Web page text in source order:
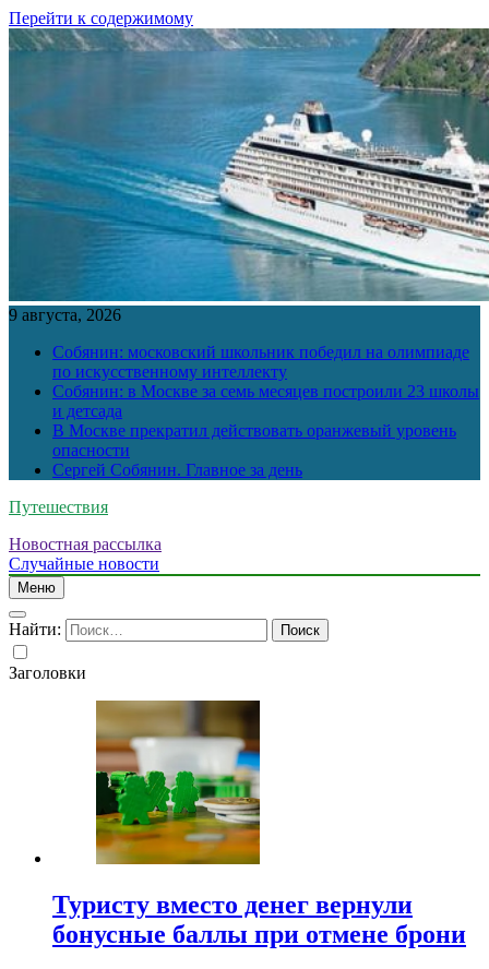
Перейти к содержимому
9 августа, 2026
Собянин: московский школьник победил на олимпиаде
по искусственному интеллекту
Собянин: в Москве за семь месяцев построили 23 школы
и детсада
В Москве прекратил действовать оранжевый уровень
опасности
Сергей Собянин. Главное за день
Путешествия
Новостная рассылка
Случайные новости
Меню
Найти:
Заголовки
Туристу вместо денег вернули
бонусные баллы при отмене брони